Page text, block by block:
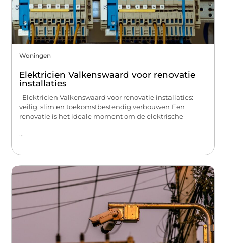
Woningen
Elektricien Valkenswaard voor renovatie
installaties
Elektricien Valkenswaard voor renovatie installaties:
veilig, slim en toekomstbestendig verbouwen Een
renovatie is het ideale moment om de elektrische
...